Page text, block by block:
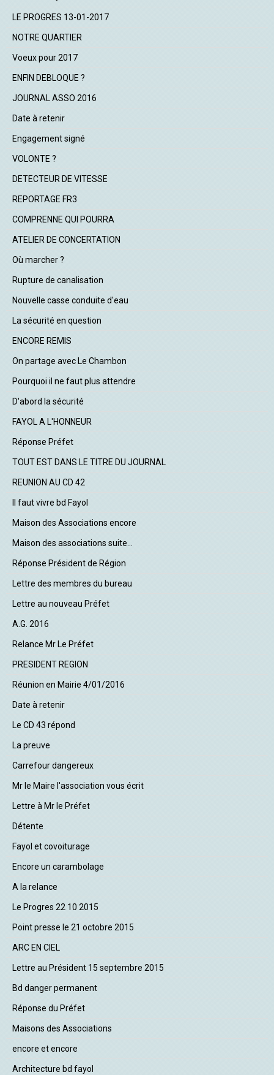
LE PROGRES 13-01-2017
NOTRE QUARTIER
Voeux pour 2017
ENFIN DEBLOQUE ?
JOURNAL ASSO 2016
Date à retenir
Engagement signé
VOLONTE ?
DETECTEUR DE VITESSE
REPORTAGE FR3
COMPRENNE QUI POURRA
ATELIER DE CONCERTATION
Où marcher ?
Rupture de canalisation
Nouvelle casse conduite d'eau
La sécurité en question
ENCORE REMIS
On partage avec Le Chambon
Pourquoi il ne faut plus attendre
D'abord la sécurité
FAYOL A L'HONNEUR
Réponse Préfet
TOUT EST DANS LE TITRE DU JOURNAL
REUNION AU CD 42
Il faut vivre bd Fayol
Maison des Associations encore
Maison des associations suite...
Réponse Président de Région
Lettre des membres du bureau
Lettre au nouveau Préfet
A.G. 2016
Relance Mr Le Préfet
PRESIDENT REGION
Réunion en Mairie 4/01/2016
Date à retenir
Le CD 43 répond
La preuve
Carrefour dangereux
Mr le Maire l'association vous écrit
Lettre à Mr le Préfet
Détente
Fayol et covoiturage
Encore un carambolage
A la relance
Le Progres 22 10 2015
Point presse le 21 octobre 2015
ARC EN CIEL
Lettre au Président 15 septembre 2015
Bd danger permanent
Réponse du Préfet
Maisons des Associations
encore et encore
Architecture bd fayol